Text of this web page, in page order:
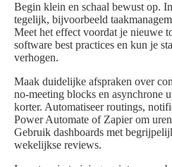
Begin klein en schaal bewust op.
tegelijk, bijvoorbeeld
Meet het effect voordat je nieuwe
software best practices en kun je
verhogen.
Maak duidelijke afspraken over
no-meeting blocks en asynchrone
korter. Automatiseer routings,
Power Automate of Zapier om
Gebruik dashboards met
wekelijkse reviews.